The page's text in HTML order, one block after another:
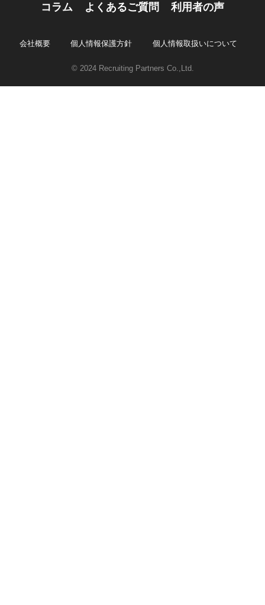
コラム
よくあるご質問 利用者の声
会社概要 個人情報保護方針 個人情報取扱いについて
© 2024 Recruiting Partners Co.,Ltd.